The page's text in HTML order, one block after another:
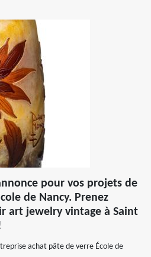
pour vos projets de
de Nancy. Prenez
art jewelry vintage à Saint
achat pâte de verre École de